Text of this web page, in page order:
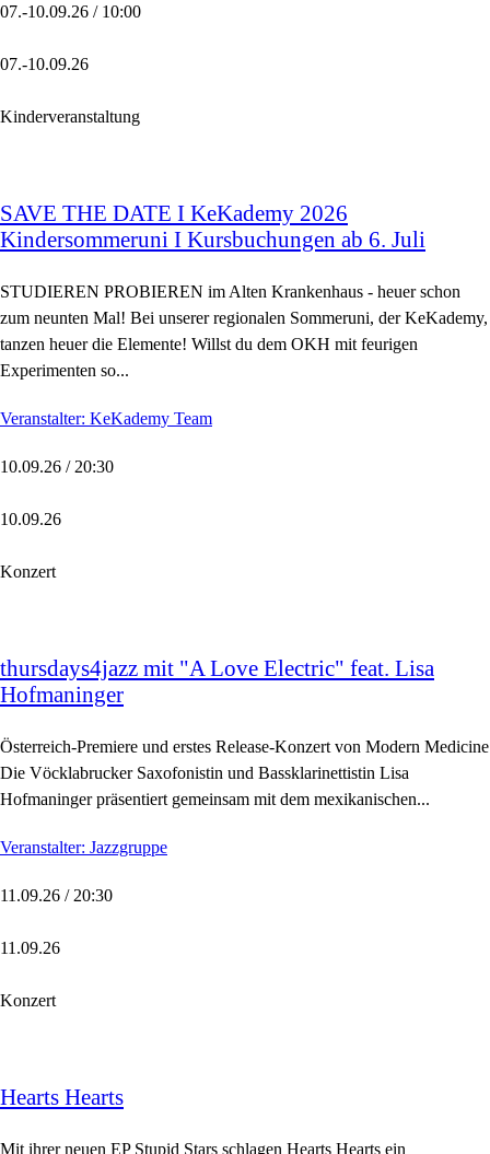
07.-10.09.26 / 10:00
07.-10.09.26
Kinderveranstaltung
SAVE THE DATE I KeKademy 2026
Kindersommeruni I Kursbuchungen ab 6. Juli
STUDIEREN PROBIEREN im Alten Krankenhaus - heuer schon
zum neunten Mal! Bei unserer regionalen Sommeruni, der KeKademy,
tanzen heuer die Elemente! Willst du dem OKH mit feurigen
Experimenten so...
Veranstalter: KeKademy Team
10.09.26 / 20:30
10.09.26
Konzert
thursdays4jazz mit "A Love Electric" feat. Lisa
Hofmaninger
Österreich-Premiere und erstes Release-Konzert von Modern Medicine
Die Vöcklabrucker Saxofonistin und Bassklarinettistin Lisa
Hofmaninger präsentiert gemeinsam mit dem mexikanischen...
Veranstalter: Jazzgruppe
11.09.26 / 20:30
11.09.26
Konzert
Hearts Hearts
Mit ihrer neuen EP Stupid Stars schlagen Hearts Hearts ein